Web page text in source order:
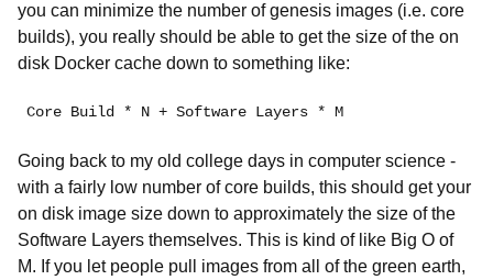
you can minimize the number of genesis images (i.e. core
builds), you really should be able to get the size of the on
disk Docker cache down to something like:
Core Build * N + Software Layers * M
Going back to my old college days in computer science -
with a fairly low number of core builds, this should get your
on disk image size down to approximately the size of the
Software Layers themselves. This is kind of like Big O of
M. If you let people pull images from all of the green earth,